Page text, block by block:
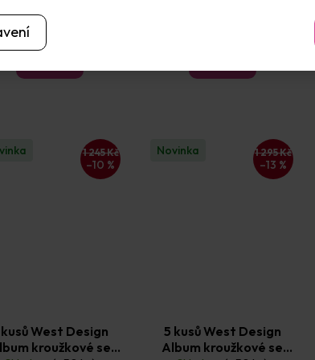
si variantu
1 245 Kč
–10 %
West Design
kroužkové se
Novinka 1 295 Kč
–13 %
5 kusů West Design
Album kroužkové se